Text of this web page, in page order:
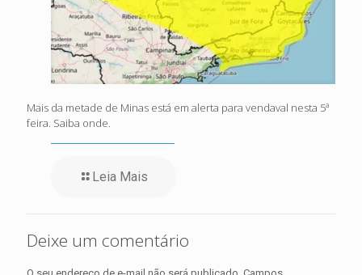
Mais da metade de Minas está em alerta para vendaval nesta 5ª
feira. Saiba onde.
Leia Mais
Deixe um comentário